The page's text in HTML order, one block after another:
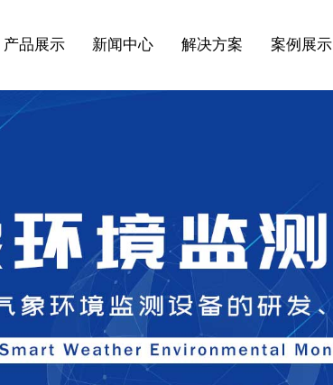
产品展示 新闻中心 解决方案 案例展示